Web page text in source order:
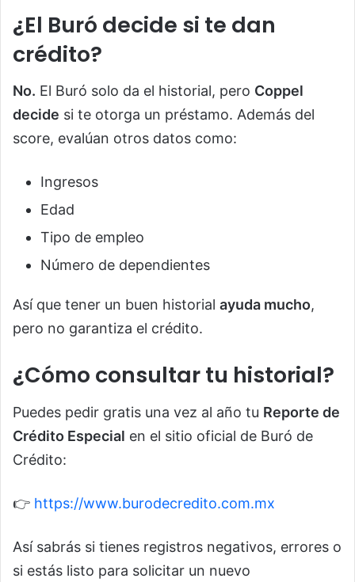
¿El Buró decide si te dan
crédito?
No. El Buró solo da el historial, pero Coppel
decide si te otorga un préstamo. Además del
score, evalúan otros datos como:
Ingresos
Edad
Tipo de empleo
Número de dependientes
Así que tener un buen historial ayuda mucho,
pero no garantiza el crédito.
¿Cómo consultar tu historial?
Puedes pedir gratis una vez al año tu Reporte de
Crédito Especial en el sitio oficial de Buró de
Crédito:
👉 https://www.burodecredito.com.mx
Así sabrás si tienes registros negativos, errores o
si estás listo para solicitar un nuevo